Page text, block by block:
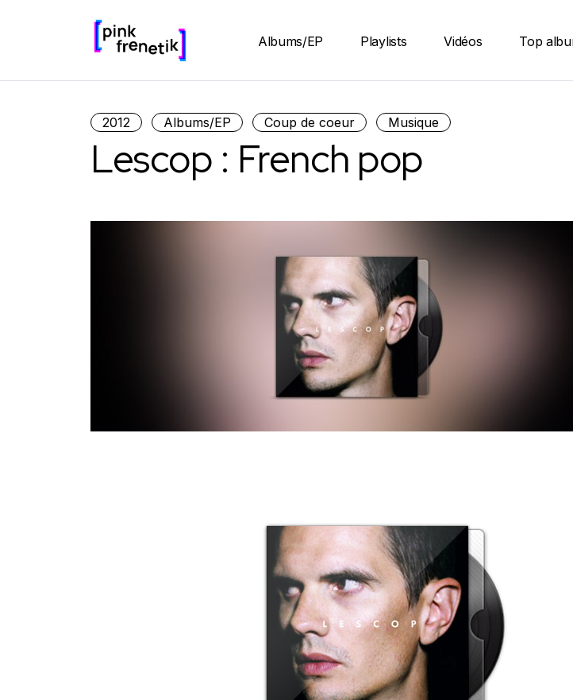
Albums/EP Playlists Vidéos Top
2012 Albums/EP Coup de coeur Musique
Lescop : French pop